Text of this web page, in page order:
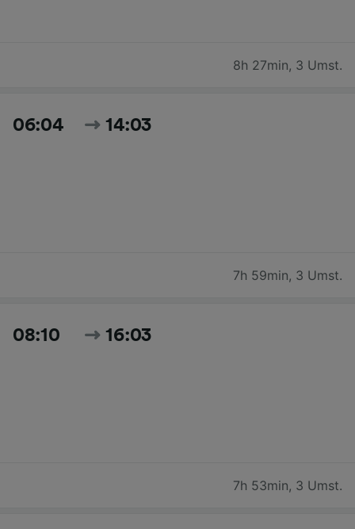
8h 27min, 3 Umst.
06:04 14:03
7h 59min, 3 Umst.
08:10 16:03
7h 53min, 3 Umst.